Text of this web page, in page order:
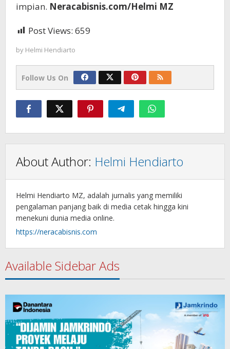
impian. Neracabisnis.com/Helmi MZ
Post Views: 659
by Helmi Hendiarto
Follow Us On
About Author: Helmi Hendiarto
Helmi Hendiarto MZ, adalah jurnalis yang memiliki
pengalaman panjang baik di media cetak hingga kini
menekuni dunia media online.
https://neracabisnis.com
Available Sidebar Ads